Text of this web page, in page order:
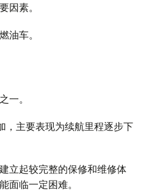
因素。
油车。
一。
，主要表现为续航里程逐步下
立起较完整的保修和维修体
面临一定困难。